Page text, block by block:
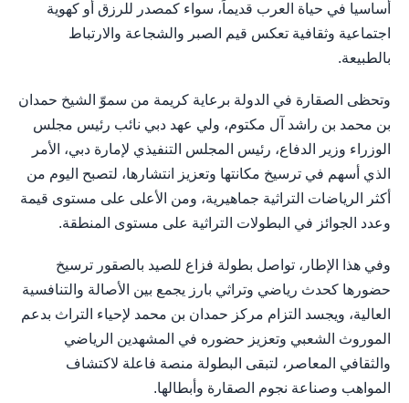
أساسيا في حياة العرب قديماً، سواء كمصدر للرزق أو كهوية
اجتماعية وثقافية تعكس قيم الصبر والشجاعة والارتباط
بالطبيعة.
وتحظى الصقارة في الدولة برعاية كريمة من سموّ الشيخ حمدان
بن محمد بن راشد آل مكتوم، ولي عهد دبي نائب رئيس مجلس
الوزراء وزير الدفاع، رئيس المجلس التنفيذي لإمارة دبي، الأمر
الذي أسهم في ترسيخ مكانتها وتعزيز انتشارها، لتصبح اليوم من
أكثر الرياضات التراثية جماهيرية، ومن الأعلى على مستوى قيمة
وعدد الجوائز في البطولات التراثية على مستوى المنطقة.
وفي هذا الإطار، تواصل بطولة فزاع للصيد بالصقور ترسيخ
حضورها كحدث رياضي وتراثي بارز يجمع بين الأصالة والتنافسية
العالية، ويجسد التزام مركز حمدان بن محمد لإحياء التراث بدعم
الموروث الشعبي وتعزيز حضوره في المشهدين الرياضي
والثقافي المعاصر، لتبقى البطولة منصة فاعلة لاكتشاف
المواهب وصناعة نجوم الصقارة وأبطالها.